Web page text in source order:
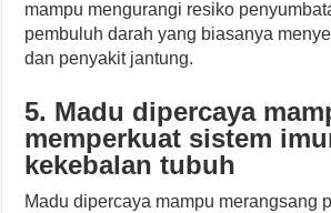
mampu mengurangi resiko
pembuluh darah yang biasanya
dan penyakit jantung.
5. Madu dipercaya
memperkuat sistem
kekebalan tubuh
Madu dipercaya mampu merangsang